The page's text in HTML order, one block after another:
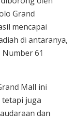
Grand
mencapai
di antaranya,
61
Mall ini
tetapi juga
dan